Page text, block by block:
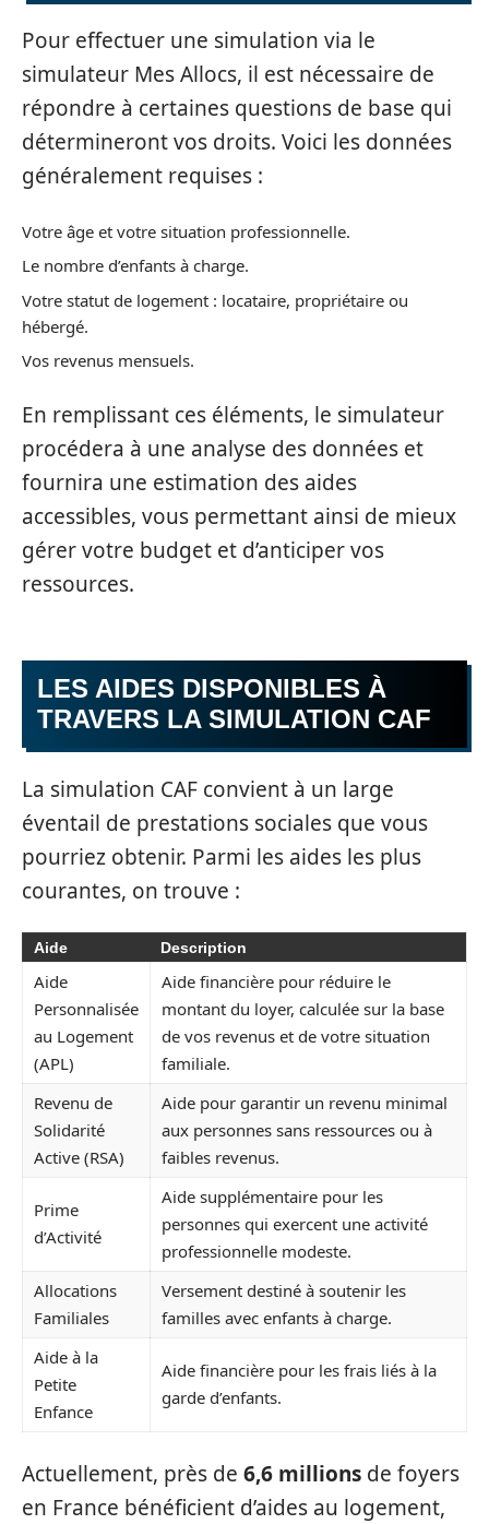
Pour effectuer une simulation via le
simulateur Mes Allocs, il est nécessaire de
répondre à certaines questions de base qui
détermineront vos droits. Voici les données
généralement requises :
Votre âge et votre situation professionnelle.
Le nombre d’enfants à charge.
Votre statut de logement : locataire, propriétaire ou
hébergé.
Vos revenus mensuels.
En remplissant ces éléments, le simulateur
procédera à une analyse des données et
fournira une estimation des aides
accessibles, vous permettant ainsi de mieux
gérer votre budget et d’anticiper vos
ressources.
LES AIDES DISPONIBLES À
TRAVERS LA SIMULATION CAF
La simulation CAF convient à un large
éventail de prestations sociales que vous
pourriez obtenir. Parmi les aides les plus
courantes, on trouve :
Aide Description
Aide
Personnalisée
au Logement
(APL)
Aide financière pour réduire le
montant du loyer, calculée sur la base
de vos revenus et de votre situation
familiale.
Revenu de
Solidarité
Active (RSA)
Aide pour garantir un revenu minimal
aux personnes sans ressources ou à
faibles revenus.
Prime
d’Activité
Aide supplémentaire pour les
personnes qui exercent une activité
professionnelle modeste.
Allocations
Familiales
Versement destiné à soutenir les
familles avec enfants à charge.
Aide à la
Petite
Enfance
Aide financière pour les frais liés à la
garde d’enfants.
Actuellement, près de 6,6 millions de foyers
en France bénéficient d’aides au logement,